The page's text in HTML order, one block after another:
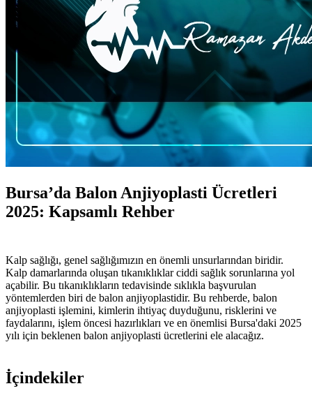
Bursa’da Balon Anjiyoplasti Ücretleri
2025: Kapsamlı Rehber
Kalp sağlığı, genel sağlığımızın en önemli unsurlarından biridir.
Kalp damarlarında oluşan tıkanıklıklar ciddi sağlık sorunlarına yol
açabilir. Bu tıkanıklıkların tedavisinde sıklıkla başvurulan
yöntemlerden biri de balon anjiyoplastidir. Bu rehberde, balon
anjiyoplasti işlemini, kimlerin ihtiyaç duyduğunu, risklerini ve
faydalarını, işlem öncesi hazırlıkları ve en önemlisi Bursa'daki 2025
yılı için beklenen balon anjiyoplasti ücretlerini ele alacağız.
İçindekiler